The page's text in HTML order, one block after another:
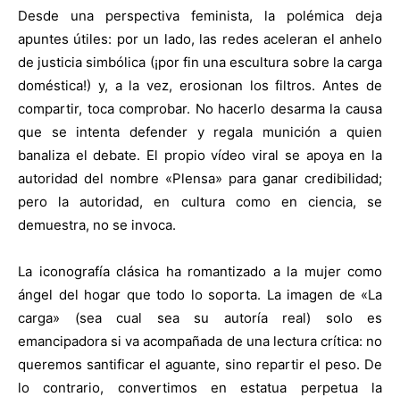
Desde una perspectiva feminista, la polémica deja
apuntes útiles: por un lado, las redes aceleran el anhelo
de justicia simbólica (¡por fin una escultura sobre la carga
doméstica!) y, a la vez, erosionan los filtros. Antes de
compartir, toca comprobar. No hacerlo desarma la causa
que se intenta defender y regala munición a quien
banaliza el debate. El propio vídeo viral se apoya en la
autoridad del nombre «Plensa» para ganar credibilidad;
pero la autoridad, en cultura como en ciencia, se
demuestra, no se invoca.
La iconografía clásica ha romantizado a la mujer como
ángel del hogar que todo lo soporta. La imagen de «La
carga» (sea cual sea su autoría real) solo es
emancipadora si va acompañada de una lectura crítica: no
queremos santificar el aguante, sino repartir el peso. De
lo contrario, convertimos en estatua perpetua la